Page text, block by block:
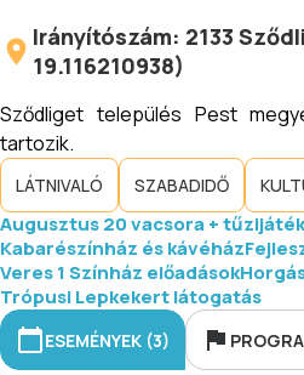
Irányítószám: 2133
19.116210938)
Sződliget település Pest
tartozik.
LÁTNIVALÓ SZABADIDŐ
Augusztus 20 vacsora + tűzijáték
Kabarészínház és kávéház
Veres 1 Színház előadások
Trópusi Lepkekert látogatás
ESEMÉNYEK (3)